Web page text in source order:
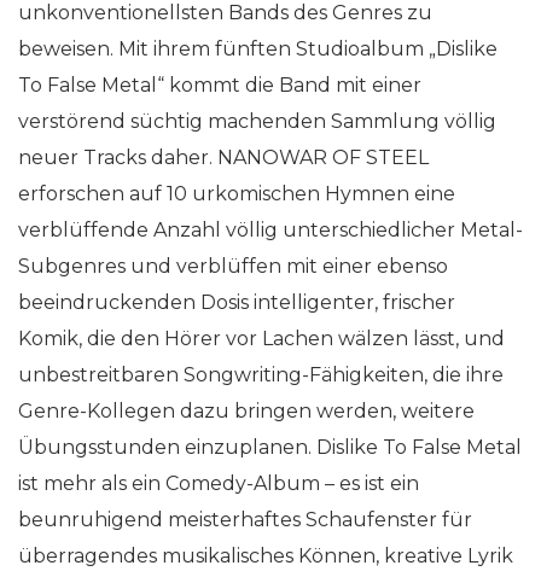
unkonventionellsten Bands des Genres zu
beweisen. Mit ihrem fünften Studioalbum „Dislike
To False Metal“ kommt die Band mit einer
verstörend süchtig machenden Sammlung völlig
neuer Tracks daher. NANOWAR OF STEEL
erforschen auf 10 urkomischen Hymnen eine
verblüffende Anzahl völlig unterschiedlicher Metal-
Subgenres und verblüffen mit einer ebenso
beeindruckenden Dosis intelligenter, frischer
Komik, die den Hörer vor Lachen wälzen lässt, und
unbestreitbaren Songwriting-Fähigkeiten, die ihre
Genre-Kollegen dazu bringen werden, weitere
Übungsstunden einzuplanen. Dislike To False Metal
ist mehr als ein Comedy-Album – es ist ein
beunruhigend meisterhaftes Schaufenster für
überragendes musikalisches Können, kreative Lyrik